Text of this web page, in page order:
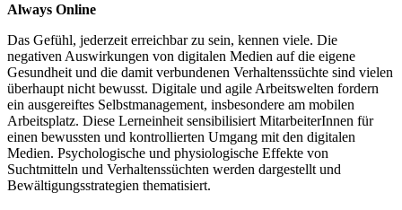
Always Online
Das Gefühl, jederzeit erreichbar zu sein, kennen viele. Die
negativen Auswirkungen von digitalen Medien auf die eigene
Gesundheit und die damit verbundenen Verhaltenssüchte sind vielen
überhaupt nicht bewusst. Digitale und agile Arbeitswelten fordern
ein ausgereiftes Selbstmanagement, insbesondere am mobilen
Arbeitsplatz. Diese Lerneinheit sensibilisiert MitarbeiterInnen für
einen bewussten und kontrollierten Umgang mit den digitalen
Medien. Psychologische und physiologische Effekte von
Suchtmitteln und Verhaltenssüchten werden dargestellt und
Bewältigungsstrategien thematisiert.